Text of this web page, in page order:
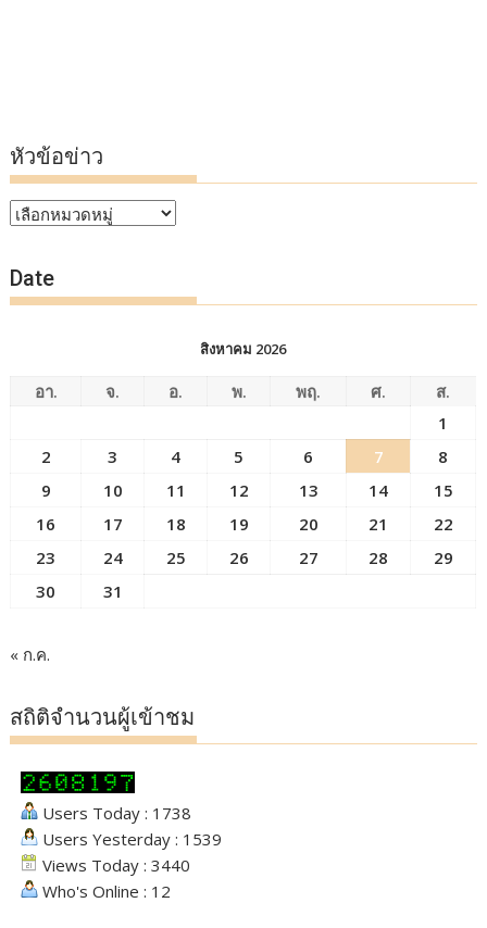
หัวข้อข่าว
หัวข้อ
Date
สิงหาคม 2026
อา. จ. อ. พ. พฤ. ศ.
ส.
1
2
3 4 5 6 7
8
9
10 11 12 13 14
15
16
17 18 19 20 21
22
23
24 25 26 27 28
29
30
31
« ก.ค.
สถิติจำนวนผู้เข้าชม
Users Today : 1738
Users Yesterday : 1539
Views Today : 3440
Who's Online : 12